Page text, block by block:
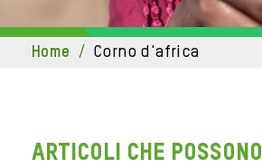
home / corno d'africa
ARTICOLI CHE POSSONO